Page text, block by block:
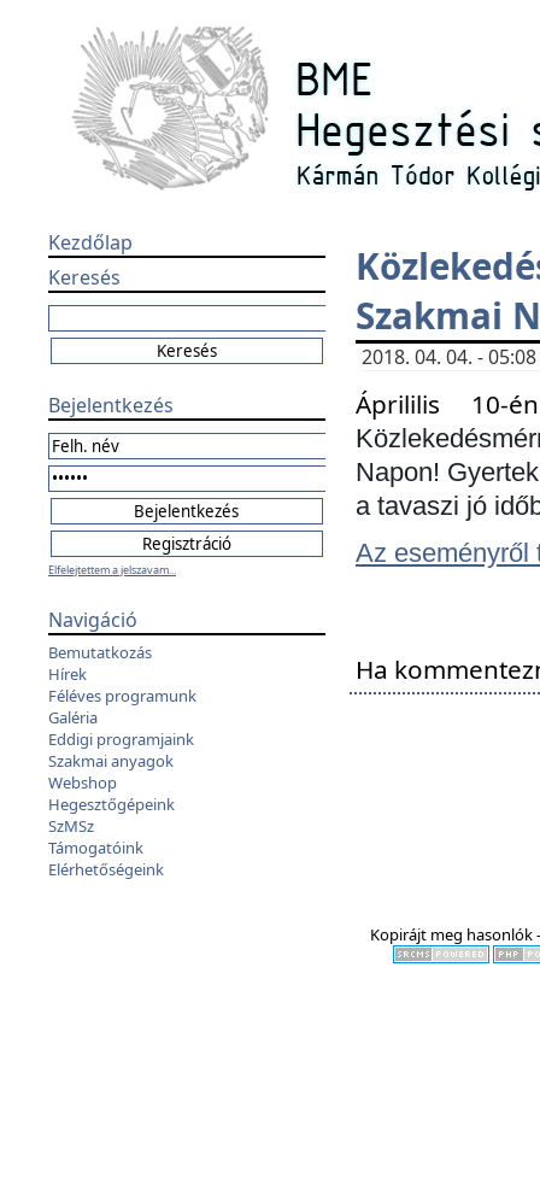
Kezdőlap
Keresés
Bejelentkezés
Elfelejtettem a jelszavam...
Navigáció
Bemutatkozás
Hírek
Féléves programunk
Galéria
Eddigi programjaink
Szakmai anyagok
Webshop
Hegesztőgépeink
SzMSz
Támogatóink
Elérhetőségeink
Szakmai
2018. 04. 04. -
Áprililis 10-
Napon!
a tavaszi jó
Az eseményről
Ha
Kopirájt meg hasonlók